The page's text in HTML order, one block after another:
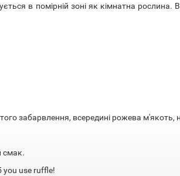
в помірній зоні як кімнатна рослина.
забарвлення, всередині рожева м'якоть,
смак.
you use ruffle!